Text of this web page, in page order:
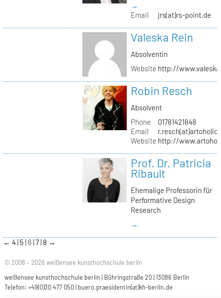
→
Email
jrs(at)rs-point.de
Valeska Rein
Absolventin
Website http://
Robin Resch
Absolvent
Phone
01781421848
Email
Website http://
Prof. Dr. Patricia
Ribault
Ehemalige Professorin für
Performative Design
Research
→
← 4 5 6 7 8 →
© 2008 – 2026 weißensee kunsthochschule berlin
weißensee kunsthochschule berlin | Bühringstraße 20 | 13086 Berlin
Telefon: +49(0)30 477 050 | buero.praesidentin(at)kh-berlin.de